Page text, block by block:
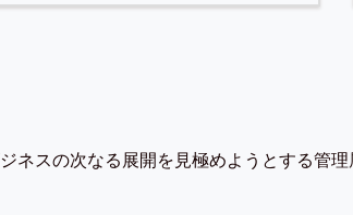
ネスの次なる展開を見極めようとする管